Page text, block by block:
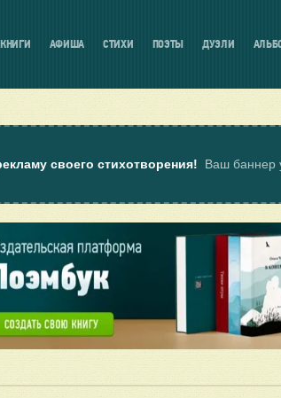
КНИГИ АФИША СТИХИ ПОЭТЫ ДУЭЛИ
своего стихотворения! Ваш баннер